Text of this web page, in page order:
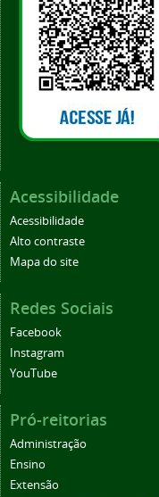
Acessibilidade
Acessibilidade
Alto contraste
Mapa do site
Redes Sociais
Facebook
Instagram
YouTube
Pró-reitorias
Administração
Ensino
Extensão